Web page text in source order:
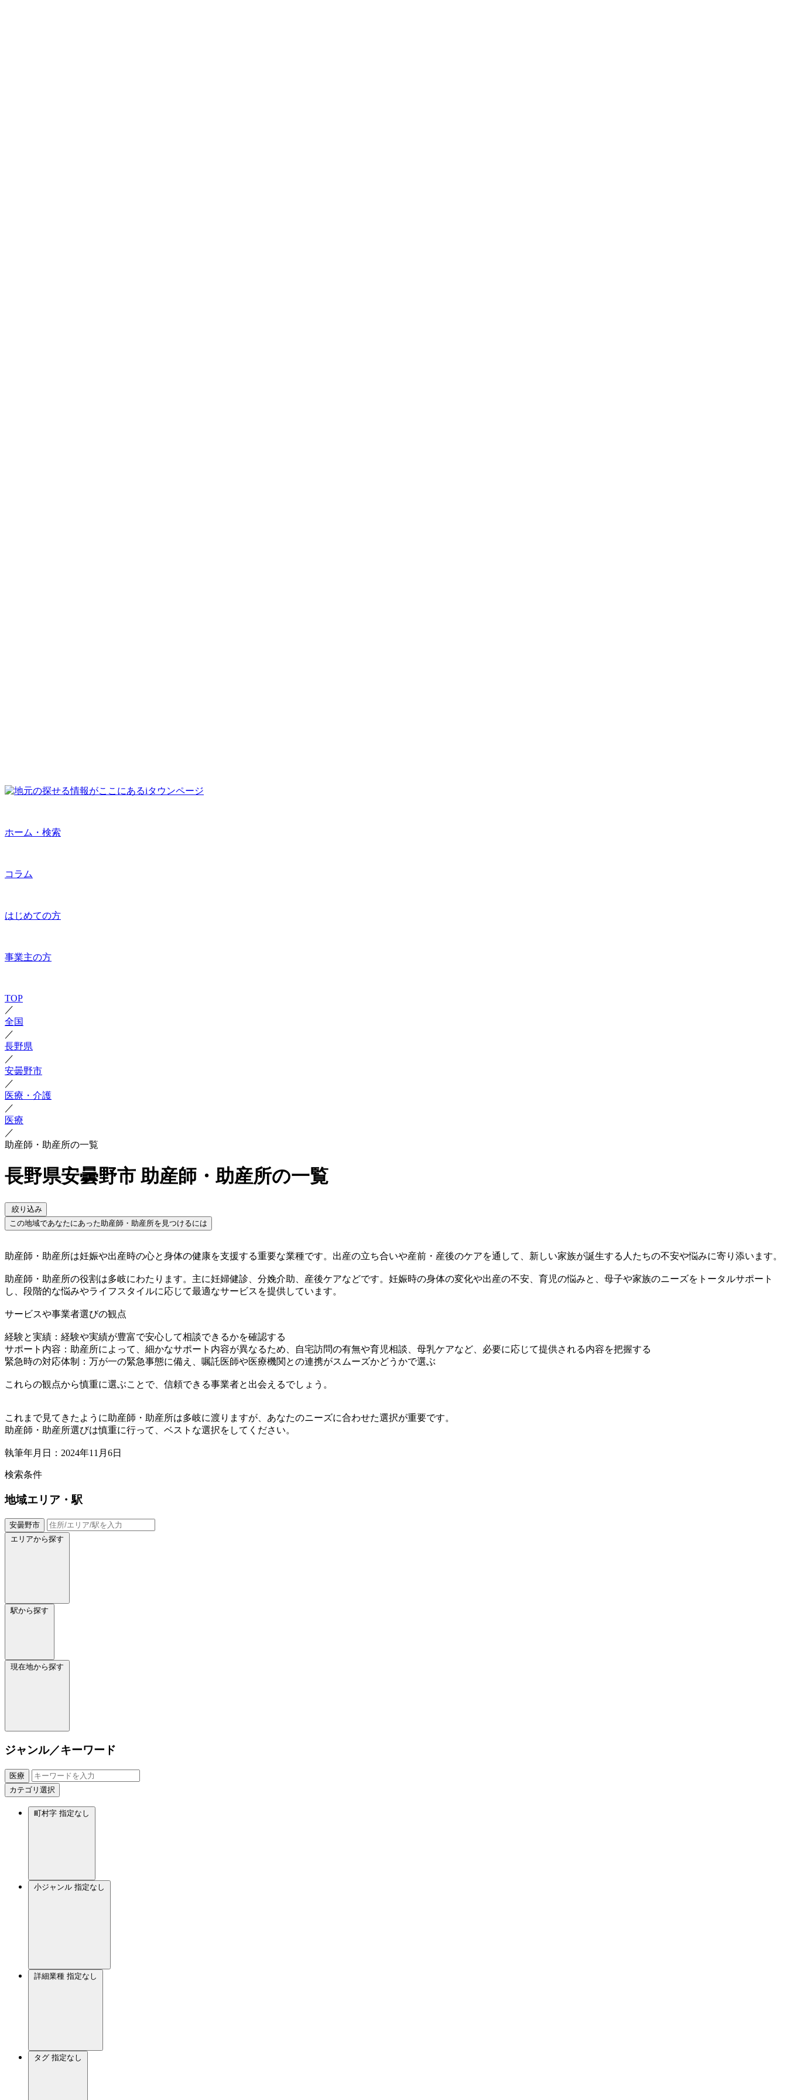
ホーム・検索
コラム
はじめての方
事業主の方
TOP
／
全国
／
長野県
／
安曇野市
／
医療・介護
／
医療
／
助産師・助産所の一覧
長野県安曇野市 助産師・助産所の一覧
絞り込み
この地域であなたにあった助産師・助産所を見つけるには
助産師・助産所は妊娠や出産時の心と身体の健康を支援する重要な業種です。出産の立ち合いや産前・産後のケアを通して、新しい家族が誕生する人たちの不安や悩みに寄り添います。
助産師・助産所の役割は多岐にわたります。主に妊婦健診、分娩介助、産後ケアなどです。妊娠時の身体の変化や出産の不安、育児の悩みと、母子や家族のニーズをトータルサポート
し、段階的な悩みやライフスタイルに応じて最適なサービスを提供しています。
サービスや事業者選びの観点
経験と実績：経験や実績が豊富で安心して相談できるかを確認する
サポート内容：助産所によって、細かなサポート内容が異なるため、自宅訪問の有無や育児相談、母乳ケアなど、必要に応じて提供される内容を把握する
緊急時の対応体制：万が一の緊急事態に備え、嘱託医師や医療機関との連携がスムーズかどうかで選ぶ
これらの観点から慎重に選ぶことで、信頼できる事業者と出会えるでしょう。
これまで見てきたように助産師・助産所は多岐に渡りますが、あなたのニーズに合わせた選択が重要です。
助産師・助産所選びは慎重に行って、ベストな選択をしてください。
執筆年月日：2024年11月6日
検索条件
地域エリア・駅
安曇野市
エリアから探す
駅から探す
現在地から探す
ジャンル／キーワード
医療
カテゴリ選択
町村字 指定なし
小ジャンル 指定なし
詳細業種 指定なし
タグ 指定なし